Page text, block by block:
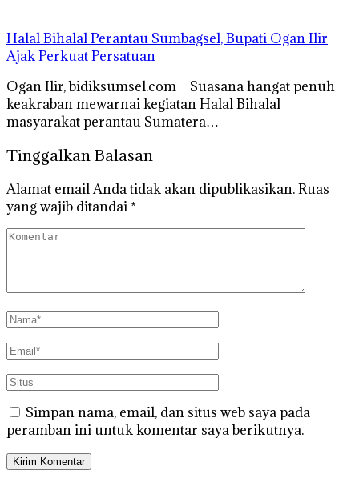
Halal Bihalal Perantau Sumbagsel, Bupati Ogan Ilir
Ajak Perkuat Persatuan
Ogan Ilir, bidiksumsel.com – Suasana hangat penuh
keakraban mewarnai kegiatan Halal Bihalal
masyarakat perantau Sumatera…
Tinggalkan Balasan
Alamat email Anda tidak akan dipublikasikan.Ruas
yang wajib ditandai *
Simpan nama, email, dan situs web saya pada
peramban ini untuk komentar saya berikutnya.